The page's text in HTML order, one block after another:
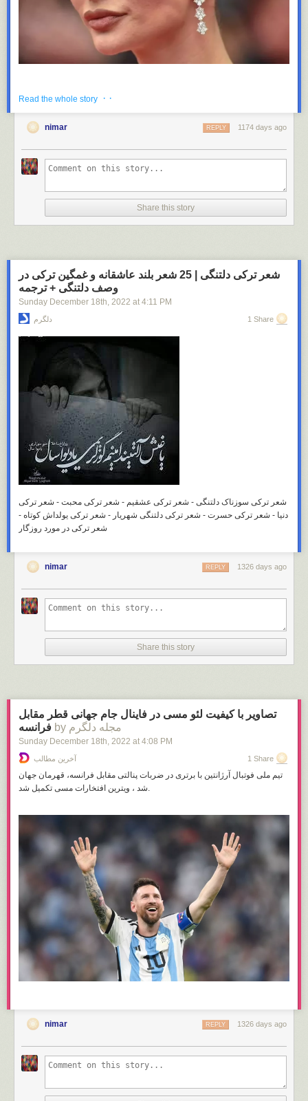
Read the whole story · ·
nimar 1174 days ago
REPLY
Share this story
شعر ترکی دلتنگی | 25 شعر بلند عاشقانه و غمگین ترکی در
وصف دلتنگی + ترجمه
Sunday December 18th, 2022 at 4:11 PM
دلگرم 1 Share
شعر ترکی سوزناک دلتنگی - شعر ترکی عشقیم - شعر ترکی محبت - شعر ترکی
دنیا - شعر ترکی حسرت - شعر ترکی دلتنگی شهریار - شعر ترکی یولداش کوتاه -
شعر ترکی در مورد روزگار
nimar 1326 days ago
REPLY
Share this story
تصاویر با کیفیت لئو مسی در فاینال جام جهانی قطر مقابل
فرانسه
by مجله دلگرم
Sunday December 18th, 2022 at 4:08 PM
آخرین مطالب 1 Share
تیم ملی فوتبال آرژانتین با برتری در ضربات پنالتی مقابل فرانسه، قهرمان جهان
شد ، ویترین افتخارات مسی تکمیل شد.
nimar 1326 days ago
REPLY